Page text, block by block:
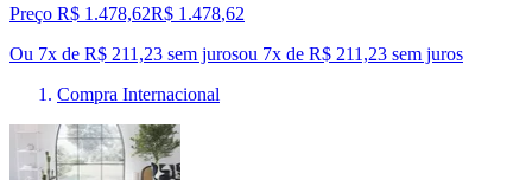
Preço R$ 1.478,62R$ 1.478,62
Ou 7x de R$ 211,23 sem jurosou 7x de R$ 211,23 sem juros
Compra Internacional